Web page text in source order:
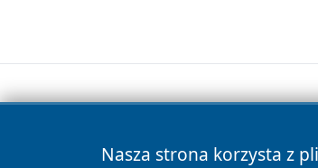
Nasza strona korzysta z